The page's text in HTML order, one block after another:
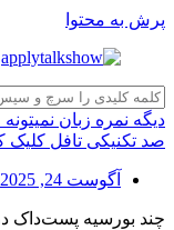
پرش به محتوا
دیگه نمره زبان
صد تکنیکی تافل کلیک
آگوست 24, 2025
چند بورسیه پست‌داک در